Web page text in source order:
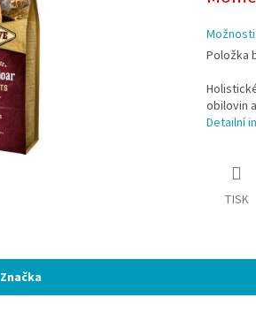
Položka
obilovin
Detailní
TISK
Značka